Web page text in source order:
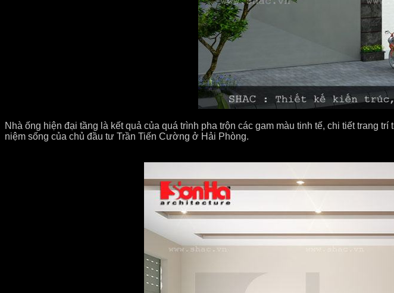
Nhà ống hiện đại tầng là kết quả của quá trình pha trộn các gam màu tinh tế, chi tiết trang
niệm sống của chủ đầu tư Trần Tiến Cường ở Hải Phòng.